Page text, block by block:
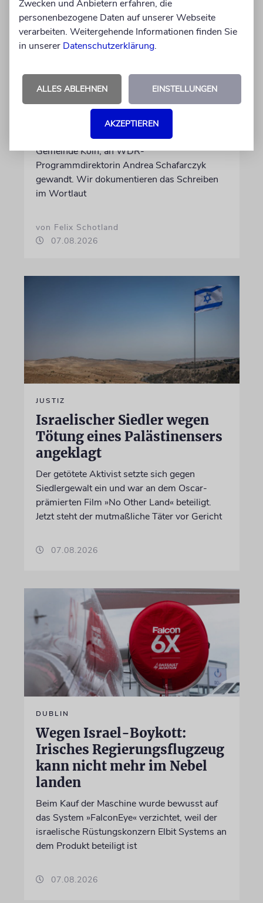
MEINUNG
Glaubwürdigkeit des ÖRR
untergräbt
Nach dem X-Post des Journalisten hat sich
Felix Schotland, Vorstand der Synagogen-
Gemeinde Köln, an WDR-
Programmdirektorin Andrea Schafarczyk
gewandt. Wir dokumentieren das Schreiben
im Wortlaut
von Felix Schotland
07.08.2026
JUSTIZ
Israelischer Siedler wegen
Tötung eines Palästinensers
angeklagt
Der getötete Aktivist setzte sich gegen
Siedlergewalt ein und war an dem Oscar-
prämierten Film »No Other Land« beteiligt.
Jetzt steht der mutmaßliche Täter vor Gericht
07.08.2026
DUBLIN
Wegen Israel-Boykott:
Irisches Regierungsflugzeug
kann nicht mehr im Nebel
landen
Beim Kauf der Maschine wurde bewusst auf
das System »FalconEye« verzichtet, weil der
israelische Rüstungskonzern Elbit Systems an
dem Produkt beteiligt ist
07.08.2026
Zwecken und Anbietern erfahren, die
personenbezogene Daten auf unserer Webseite
verarbeiten. Weitergehende Informationen finden Sie
in unserer Datenschutzerklärung.
ALLES ABLEHNEN EINSTELLUNGEN
AKZEPTIEREN